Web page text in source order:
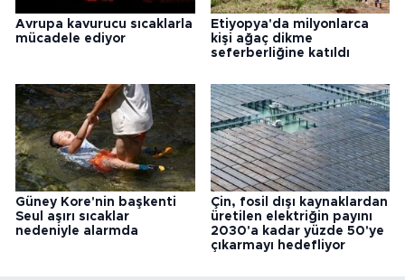
Avrupa kavurucu sıcaklarla
mücadele ediyor
Etiyopya'da milyonlarca
kişi ağaç dikme
seferberliğine katıldı
Güney Kore'nin başkenti
Seul aşırı sıcaklar
nedeniyle alarmda
Çin, fosil dışı kaynaklardan
üretilen elektriğin payını
2030'a kadar yüzde 50'ye
çıkarmayı hedefliyor